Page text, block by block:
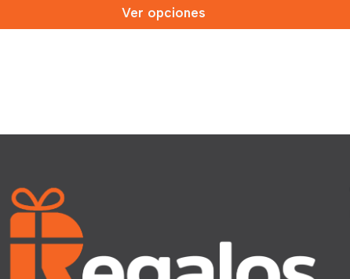
Ver opciones